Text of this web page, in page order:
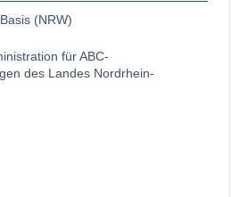
(NRW)
für ABC-
des Landes Nordrhein-